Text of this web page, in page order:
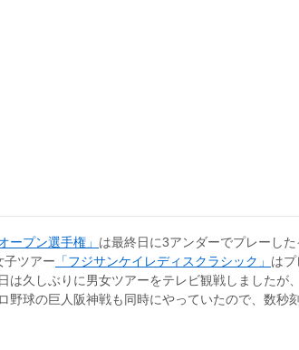
ープン選手権」 は最終日に3アンダーでプレーし
子ツアー 「フジサンケイレディスクラシック」 はプ
は久しぶりに男女ツアーをテレビ観戦しましたが
野球の巨人阪神戦も同時にやっていたので、数秒